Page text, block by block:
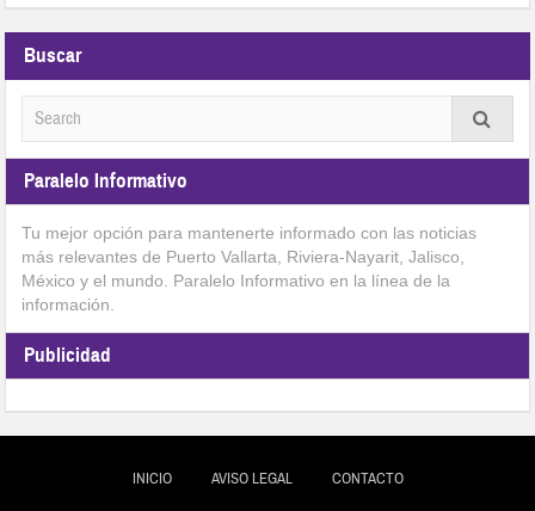
Buscar
Paralelo Informativo
Tu mejor opción para mantenerte informado con las noticias
más relevantes de Puerto Vallarta, Riviera-Nayarit, Jalisco,
México y el mundo. Paralelo Informativo en la línea de la
información.
Publicidad
INICIO AVISO LEGAL CONTACTO